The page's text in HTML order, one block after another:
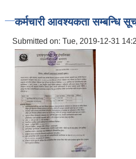
कर्मचारी आवश्यकता सम्बन्धि
Submitted on: Tue, 2019-12-31